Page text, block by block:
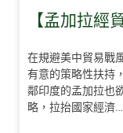
【孟加拉經
在規避美中貿易戰
有意的策略性扶持
鄰印度的孟加拉也
略，拉抬國家經濟…